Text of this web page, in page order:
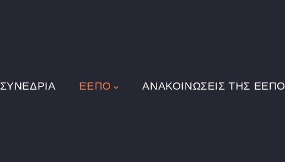
ΣΥΝΕΔΡΙΑ ΕΕΠΟ ΑΝΑΚΟΙΝΏΣΕΙΣ ΤΗΣ ΕΕΠΟ